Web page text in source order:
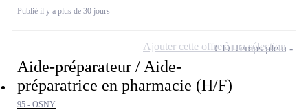
Publié il y a plus de 30 jours
Aide-préparateur / Aide-
préparatrice en pharmacie (H/F)
95 - OSNY
CDITemps plein
Ajouter cette offre à ma sélection